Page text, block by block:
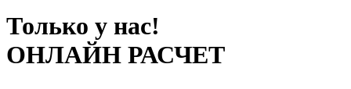
Только у нас!
ОНЛАЙН РАСЧЕТ